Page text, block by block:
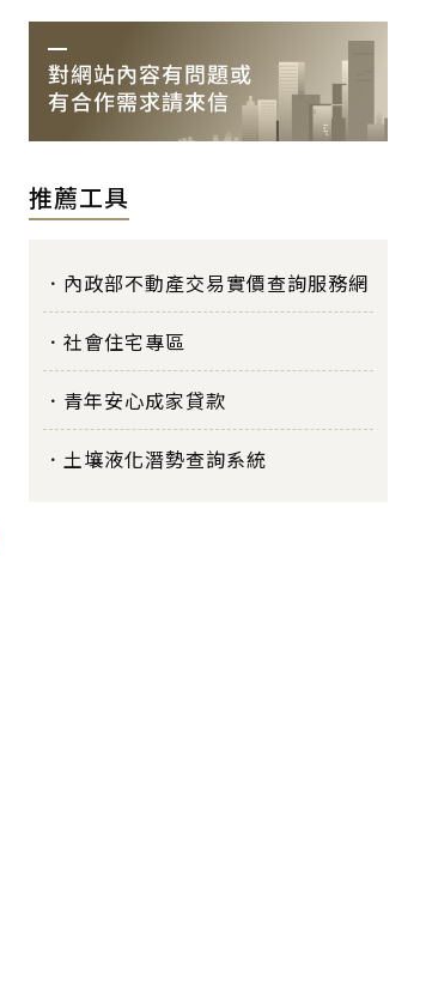
推薦工具
內政部不動產交易實價查詢服務網
社會住宅專區
青年安心成家貸款
土壤液化潛勢查詢系統